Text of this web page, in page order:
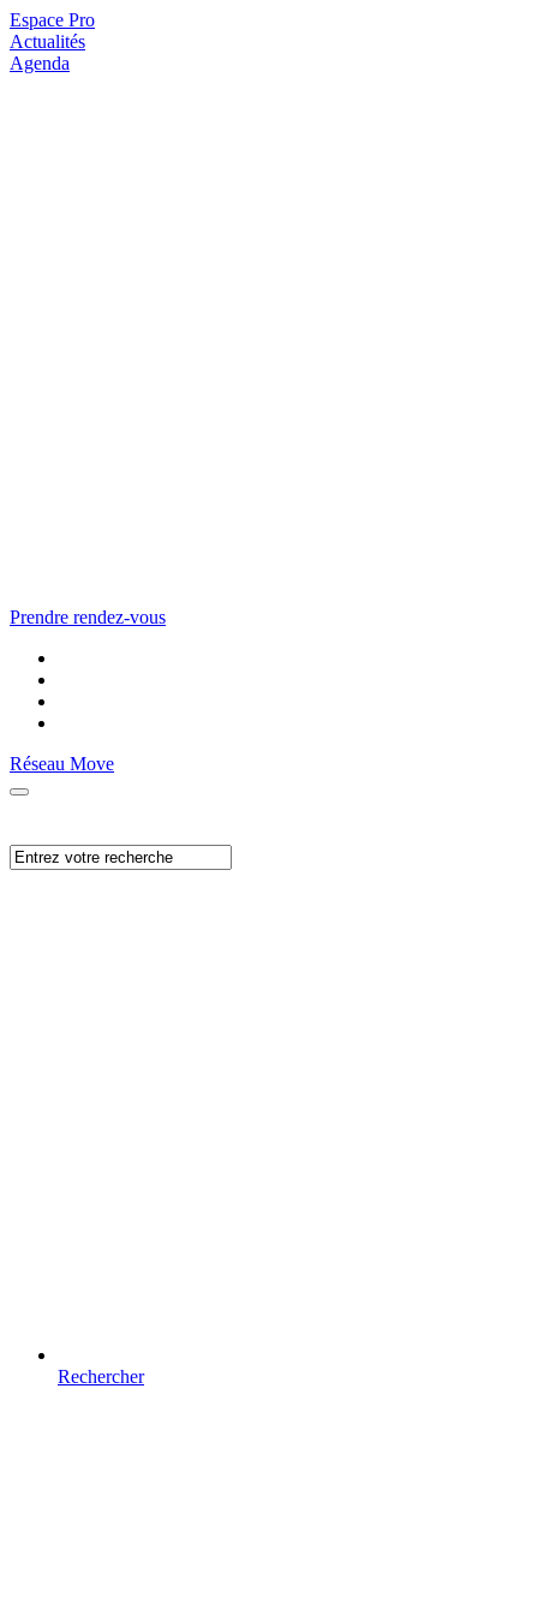
Espace Pro
Actualités
Agenda
Prendre rendez-vous
Réseau Move
Rechercher